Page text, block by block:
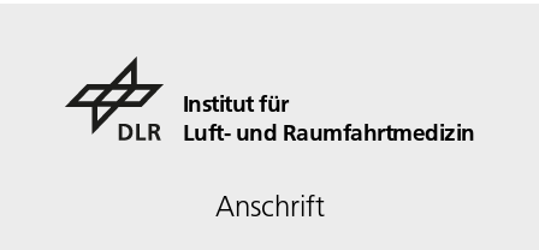
Institut für
Luft- und Raumfahrtmedizin
Anschrift